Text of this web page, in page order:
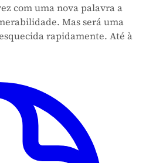
com uma nova palavra a
Mas será uma
rapidamente. Até à